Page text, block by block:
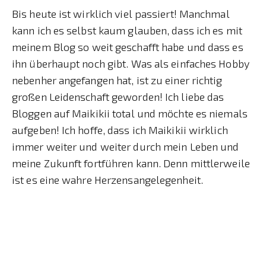
Bis heute ist wirklich viel passiert! Manchmal
kann ich es selbst kaum glauben, dass ich es mit
meinem Blog so weit geschafft habe und dass es
ihn überhaupt noch gibt. Was als einfaches Hobby
nebenher angefangen hat, ist zu einer richtig
großen Leidenschaft geworden! Ich liebe das
Bloggen auf Maikikii total und möchte es niemals
aufgeben! Ich hoffe, dass ich Maikikii wirklich
immer weiter und weiter durch mein Leben und
meine Zukunft fortführen kann. Denn mittlerweile
ist es eine wahre Herzensangelegenheit.